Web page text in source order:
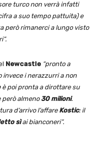
turco non verrà infatti
a suo tempo pattuita) e
però rimanerci a lungo visto
Newcastle “pronto a
invece i nerazzurri a non
è poi pronta a dirottare su
almeno30 milioni.
d’arrivo l’affare Kostic: il
sìai bianconeri”.